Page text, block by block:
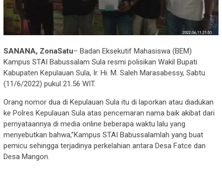
SANANA, ZonaSatu– Badan Eksekutif Mahasiswa (BEM)
Kampus STAI Babussalam Sula resmi polisikan Wakil Bupati
Kabupaten Kepulauan Sula, Ir. Hi. M. Saleh Marasabessy, Sabtu
(11/6/2022) pukul 21.56 WIT.
Orang nomor dua di Kepulauan Sula itu di laporkan atau diadukan
ke Polres Kepulauan Sula atas pencemaran nama baik akibat dari
pernyataannya di media online beberapa waktu lalu yang
menyebutkan bahwa,”Kampus STAI Babussalamlah yang buat
pemicu sehingga terjadinya perkelahian antara Desa Fatce dan
Desa Mangon.